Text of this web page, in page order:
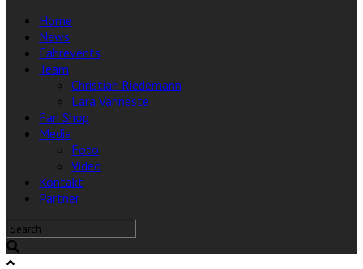
Home
News
Fahrevents
Team
Christian Riedemann
Lara Vanneste
Fan Shop
Media
Foto
Video
Kontakt
Partner